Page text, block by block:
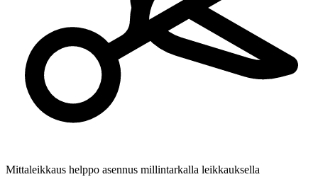
Mittaleikkaus helppo asennus millintarkalla leikkauksella